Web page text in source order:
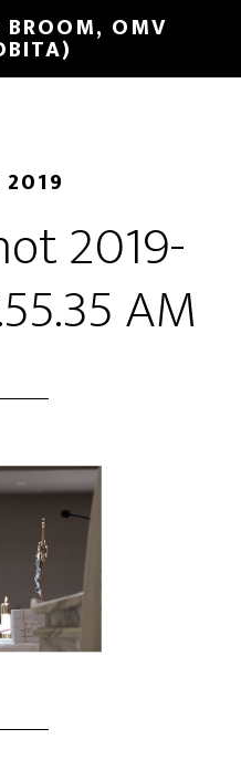
BROOM, OMV
2019
2019-
AM